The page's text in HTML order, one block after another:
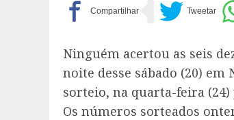
Ninguém acertou as seis
noite desse sábado (20)
sorteio, na quarta-feira (24)
Os números sorteados